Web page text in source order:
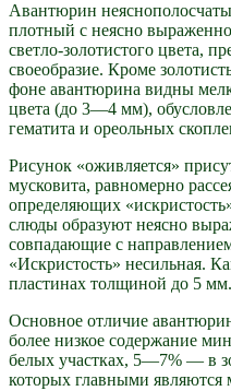
Авантюрин
плотный с неясно
светло-золотистого цвета,
своеобразие. Кроме
фоне авантюрина видны
цвета (до 3—4 мм),
гематита и ореольных
Рисунок «оживляется»
мусковита, равномерно
определяющих
слюды образуют неясно
совпадающие с
«Искристость» несильная.
пластинах толщиной до 5 мм.
Основное отличие
более низкое содержание
белых участках, 5—7% — в
которых главными являются